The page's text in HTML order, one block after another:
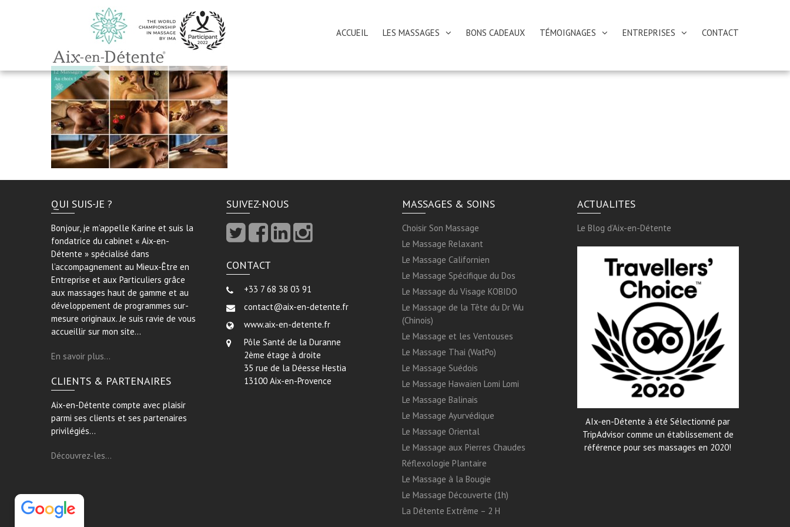
ACCUEIL LES MASSAGES BONS CADEAUX TÉMOIGNAGES ENTREPRISES CONTACT
QUI SUIS-JE ?
Bonjour, je m’appelle Karine et suis la
fondatrice du cabinet « Aix-en-
Détente » spécialisé dans
l’accompagnement au Mieux-Être en
Entreprise et aux Particuliers grâce
aux massages haut de gamme et au
développement de programmes sur-
mesure originaux. Je suis ravie de vous
accueillir sur mon site…
En savoir plus…
CLIENTS & PARTENAIRES
Aix-en-Détente compte avec plaisir
parmi ses clients et ses partenaires
privilégiés…
Découvrez-les…
SUIVEZ-NOUS
CONTACT
+33 7 68 38 03 91
contact@aix-en-detente.fr
www.aix-en-detente.fr
Pôle Santé de la Duranne
2ème étage à droite
35 rue de la Déesse Hestia
13100 Aix-en-Provence
MASSAGES & SOINS
Choisir Son Massage
Le Massage Relaxant
Le Massage Californien
Le Massage Spécifique du Dos
Le Massage du Visage KOBIDO
Le Massage de la Tête du Dr Wu
(Chinois)
Le Massage et les Ventouses
Le Massage Thai (WatPo)
Le Massage Suédois
Le Massage Hawaïen Lomi Lomi
Le Massage Balinais
Le Massage Ayurvédique
Le Massage Oriental
Le Massage aux Pierres Chaudes
Réflexologie Plantaire
Le Massage à la Bougie
Le Massage Découverte (1h)
La Détente Extrême – 2 H
ACTUALITES
Le Blog d’Aix-en-Détente
AIx-en-Détente à été Sélectionné par
TripAdvisor comme un établissement de
référence pour ses massages en 2020!